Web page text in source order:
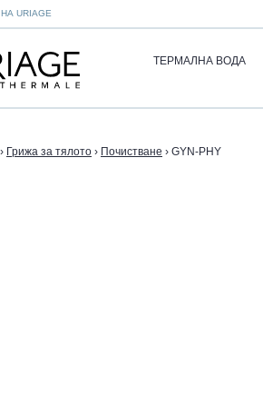
URIAGE
ТЕРМАЛНА ВОДА
› Грижа за тялото › Почистване › GYN-PHY